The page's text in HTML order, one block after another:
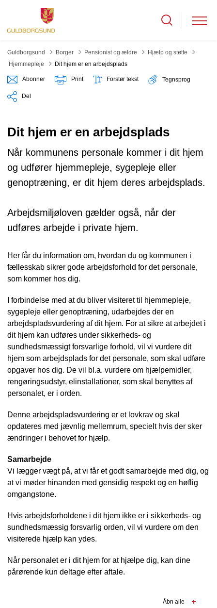
Guldborgsund Borger Pensionist og ældre
Hjælp og støtte
Tilbage til
Hjemmepleje Dit hjem er en arbejdsplads
Abonner Print Forstør tekst Tegnsprog
Del
Dit hjem er en arbejdsplads
Når kommunens personale kommer i dit hjem
og udfører hjemmepleje, sygepleje eller
genoptræning, er dit hjem deres arbejdsplads.
Arbejdsmiljøloven gælder også, når der
udføres arbejde i private hjem.
Her får du information om, hvordan du og kommunen i
fællesskab sikrer gode arbejdsforhold for det personale,
som kommer hos dig.
I forbindelse med at du bliver visiteret til hjemmepleje,
sygepleje eller genoptræning, udarbejdes der en
arbejdspladsvurdering af dit hjem. For at sikre at arbejdet i
dit hjem kan udføres under sikkerheds- og
sundhedsmæssigt forsvarlige forhold, vil vi vurdere dit
hjem som arbejdsplads for det personale, som skal udføre
opgaver hos dig. De vil bl.a. vurdere om hjælpemidler,
rengøringsudstyr, elinstallationer, som skal benyttes af
personalet, er i orden.
Denne arbejdspladsvurdering er et lovkrav og skal
opdateres med jævnlig mellemrum, specielt hvis der sker
ændringer i behovet for hjælp.
Samarbejde
Vi lægger vægt på, at vi får et godt samarbejde med dig, og
at vi møder hinanden med gensidig respekt og en høflig
omgangstone.
Hvis arbejdsforholdene i dit hjem ikke er i sikkerheds- og
sundhedsmæssig forsvarlig orden, vil vi vurdere om den
visiterede hjælp kan ydes.
Når personalet er i dit hjem for at hjælpe dig, kan dine
pårørende kun deltage efter aftale.
Åbn alle